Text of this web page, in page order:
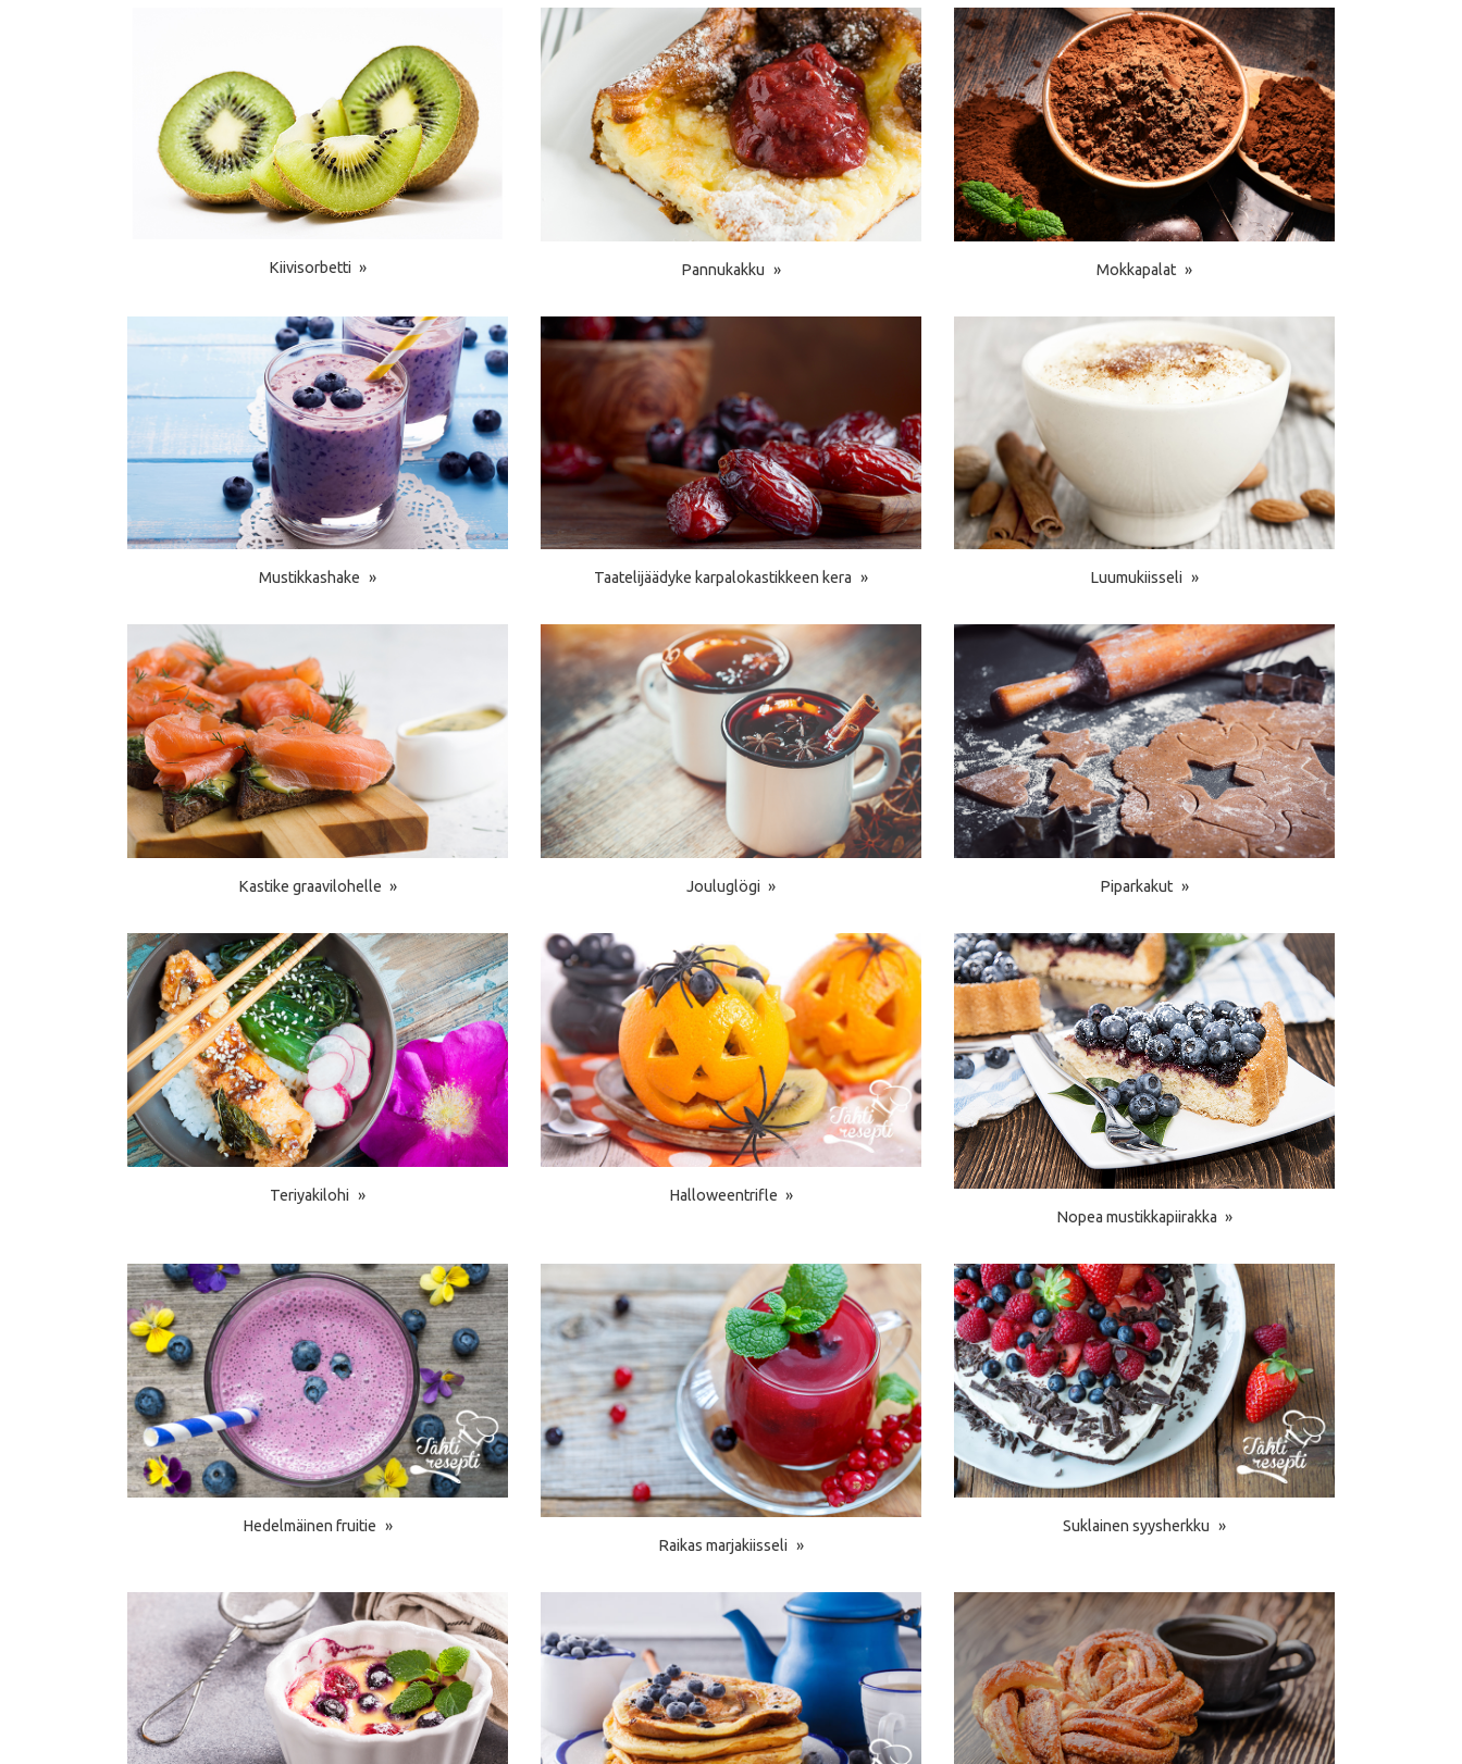
Kiivisorbetti Pannukakku Mokkapalat
Mustikkashake Taatelijäädyke karpalokastikkeen kera Luumukiisseli
Kastike graavilohelle Jouluglögi Piparkakut
Teriyakilohi
Halloweentrifle
Nopea mustikkapiirakka
Hedelmäinen fruitie
Raikas marjakiisseli
Suklainen syysherkku